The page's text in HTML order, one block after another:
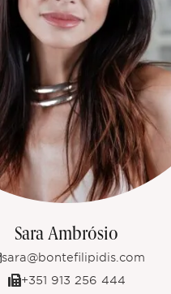
Sara Ambrósio
sara@bontefilipidis.com
+351 913 256 444